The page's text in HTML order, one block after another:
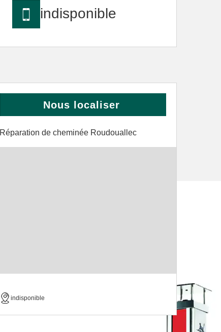
indisponible
Nous localiser
Réparation de cheminée Roudouallec
indisponible